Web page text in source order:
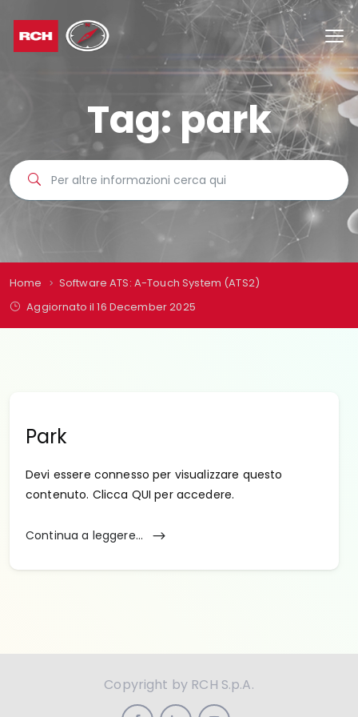
Tag:park
Home
Software ATS: A-Touch System (ATS2)
Aggiornato il 16 December 2025
Park
Devi essere connesso per visualizzare questo
contenuto. Clicca QUI per accedere.
Continua a leggere...
Copyright by RCH S.p.A.